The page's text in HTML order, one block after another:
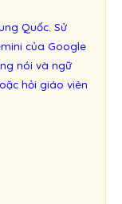
Quốc. Sử
của Google
nói và ngữ
hỏi giáo viên